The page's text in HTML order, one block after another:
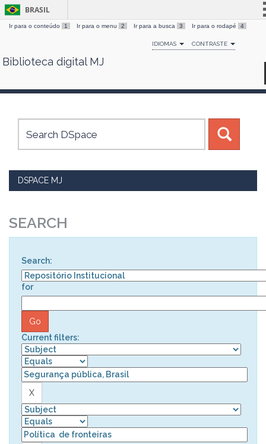
Skip
BRASIL
Simplifique!
Comunica BR
Canais
Ir para o conteúdo 1 Ir para o menu 2 Ir para a busca 3 Ir para o rodapé 4
IDIOMAS CONTRASTE
Biblioteca digital MJ
DSPACE MJ
SEARCH
Search:
for
Current filters: